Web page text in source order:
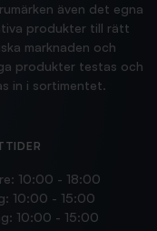
även det egna
produkter till rätt
marknaden och
produkter testas och
in i sortimentet.
10:00 - 18:00
10:00 - 15:00
10:00 - 15:00